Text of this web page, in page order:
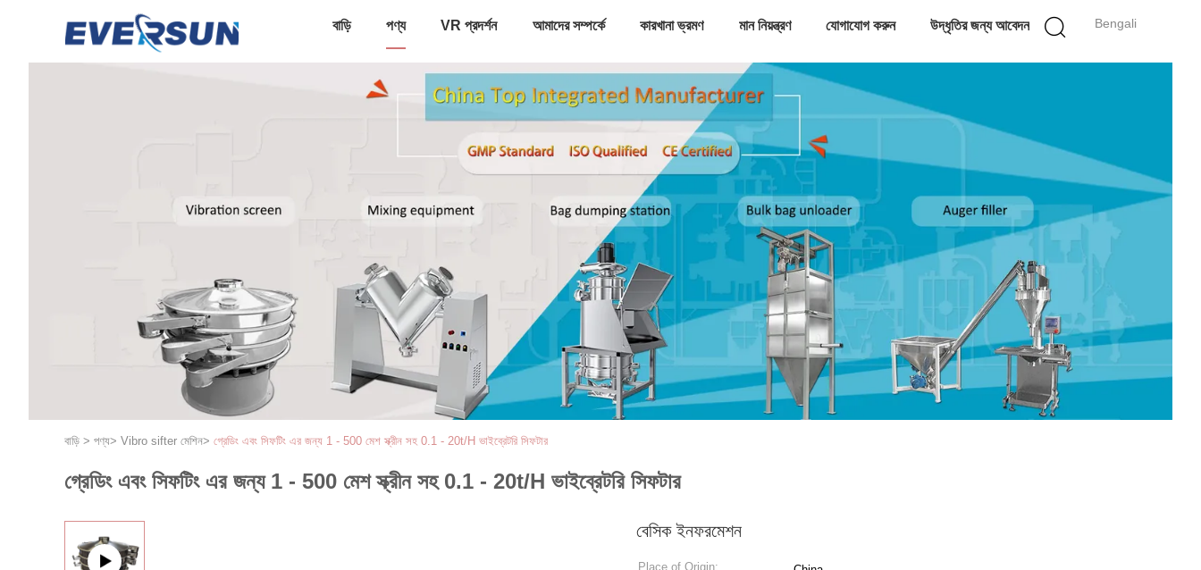
Bengali
বাড়ি পণ্য VR প্রদর্শন আমাদের সম্পর্কে কারখানা ভ্রমণ মান নিয়ন্ত্রণ যোগাযোগ করুন উদ্ধৃতির জন্য আবেদন
বাড়ি > পণ্য> Vibro sifter মেশিন> গ্রেডিং এবং সিফটিং এর জন্য 1 - 500 মেশ স্ক্রীন সহ 0.1 - 20t/H ভাইব্রেটরি সিফটার
গ্রেডিং এবং সিফটিং এর জন্য 1 - 500 মেশ স্ক্রীন সহ 0.1 - 20t/H ভাইব্রেটরি সিফটার
বেসিক ইনফরমেশন
Place of Origin: